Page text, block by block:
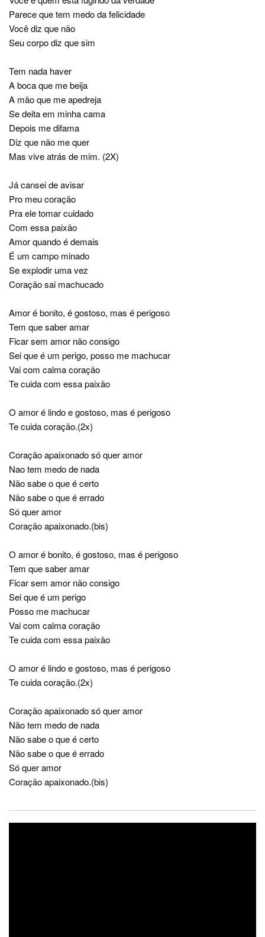
Parece que tem medo da felicidade
Você diz que não
Seu corpo diz que sim
Tem nada haver
A boca que me beija
A mão que me apedreja
Se deita em minha cama
Depois me difama
Diz que não me quer
Mas vive atrás de mim. (2X)
Já cansei de avisar
Pro meu coração
Pra ele tomar cuidado
Com essa paixão
Amor quando é demais
É um campo minado
Se explodir uma vez
Coração sai machucado
Amor é bonito, é gostoso, mas é perigoso
Tem que saber amar
Ficar sem amor não consigo
Sei que é um perigo, posso me machucar
Vai com calma coração
Te cuida com essa paixão
O amor é lindo e gostoso, mas é perigoso
Te cuida coração.(2x)
Coração apaixonado só quer amor
Nao tem medo de nada
Não sabe o que é certo
Não sabe o que é errado
Só quer amor
Coração apaixonado.(bis)
O amor é bonito, é gostoso, mas é perigoso
Tem que saber amar
Ficar sem amor não consigo
Sei que é um perigo
Posso me machucar
Vai com calma coração
Te cuida com essa paixão
O amor é lindo e gostoso, mas é perigoso
Te cuida coração.(2x)
Coração apaixonado só quer amor
Não tem medo de nada
Não sabe o que é certo
Não sabe o que é errado
Só quer amor
Coração apaixonado.(bis)